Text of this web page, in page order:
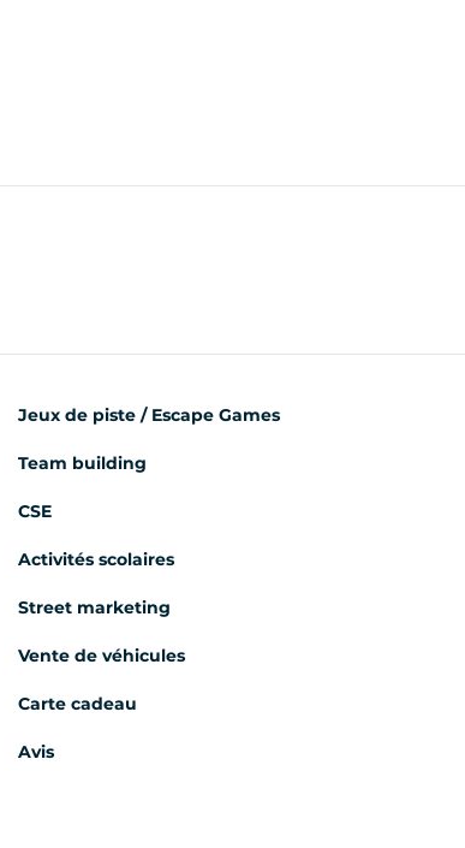
Jeux de piste / Escape Games
Team building
CSE
Activités scolaires
Street marketing
Vente de véhicules
Carte cadeau
Avis